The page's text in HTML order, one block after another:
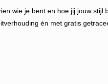
wie je bent en hoe jij jouw stijl
én met gratis